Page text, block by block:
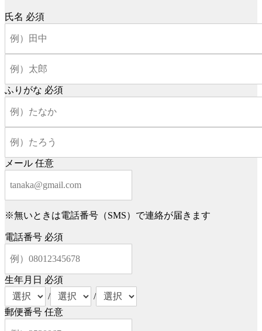
氏名 必須
ふりがな 必須
メール 任意
※無いときは電話番号（SMS）で連絡が届きます
電話番号 必須
生年月日 必須
/
/
郵便番号 任意